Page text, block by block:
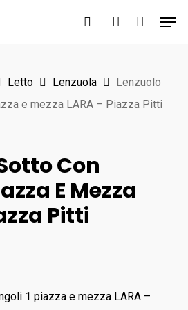
search account
Letto Lenzuola
Lenzuolo
e mezza LARA – Piazza Pitti
Con
E Mezza
Pitti
1 piazza e mezza LARA –